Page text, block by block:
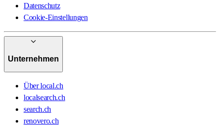
Datenschutz
Cookie-Einstellungen
Unternehmen
Über local.ch
localsearch.ch
search.ch
renovero.ch